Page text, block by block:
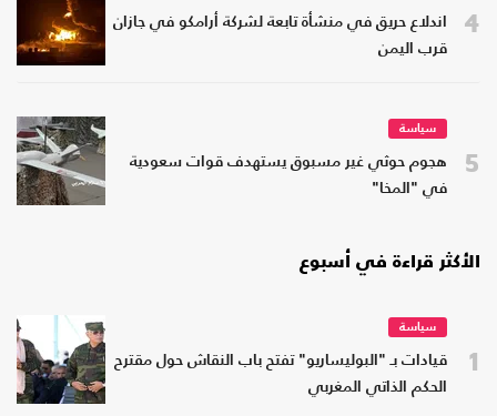
4
اندلاع حريق في منشأة تابعة لشركة أرامكو في جازان
قرب اليمن
5
سياسة
هجوم حوثي غير مسبوق يستهدف قوات سعودية
في "المخا"
الأكثر قراءة في أسبوع
1
سياسة
قيادات بـ "البوليساريو" تفتح باب النقاش حول مقترح
الحكم الذاتي المغربي